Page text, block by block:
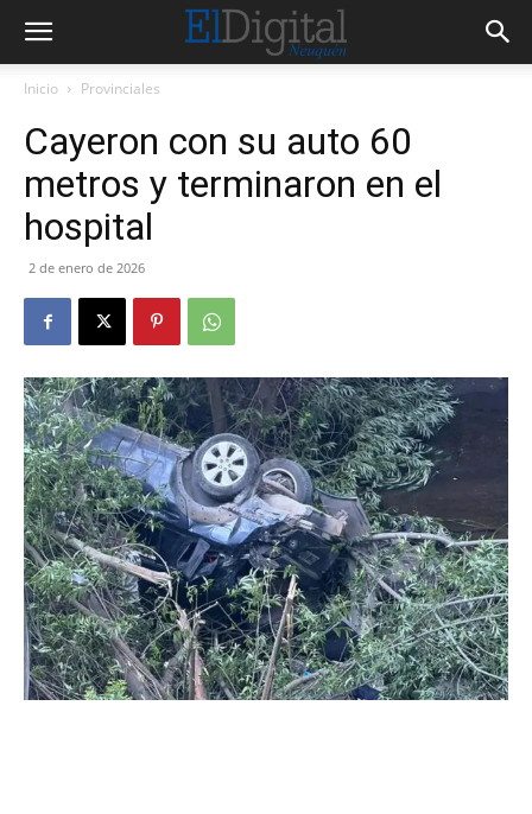
Inicio Provinciales
Cayeron con su auto 60
metros y terminaron en el
hospital
2 de enero de 2026